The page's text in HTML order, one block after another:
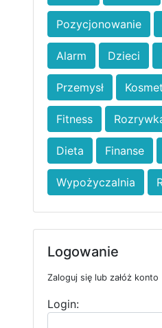
Pozycjonowanie
Alarm Dzieci
Przemysł
Fitness
Dieta Finanse
Wypożyczalnia
Logowanie
Zaloguj się lub załóż konto
Login: